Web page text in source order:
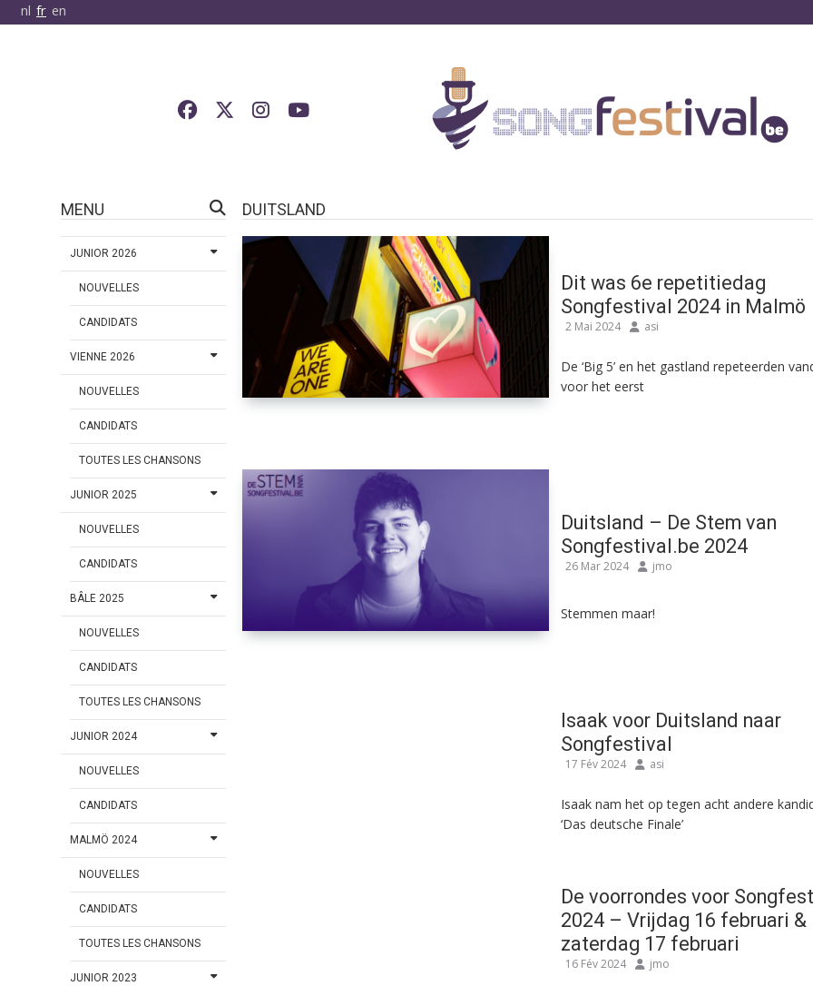
nl fr en
MENU
JUNIOR 2026
NOUVELLES
CANDIDATS
VIENNE 2026
NOUVELLES
CANDIDATS
TOUTES LES CHANSONS
JUNIOR 2025
NOUVELLES
CANDIDATS
BÂLE 2025
NOUVELLES
CANDIDATS
TOUTES LES CHANSONS
JUNIOR 2024
NOUVELLES
CANDIDATS
MALMÖ 2024
NOUVELLES
CANDIDATS
TOUTES LES CHANSONS
JUNIOR 2023
DUITSLAND
Dit was 6e repetitiedag
Songfestival 2024 in Malmö
2 Mai 2024 asi
De ‘Big 5’ en het gastland repeteerden
voor het eerst
Duitsland – De Stem van
Songfestival.be 2024
26 Mar 2024 jmo
Stemmen maar!
Isaak voor Duitsland naar
Songfestival
17 Fév 2024 asi
Isaak nam het op tegen acht andere
‘Das deutsche Finale’
De voorrondes voor
2024 – Vrijdag 16 februari &
zaterdag 17 februari
16 Fév 2024 jmo